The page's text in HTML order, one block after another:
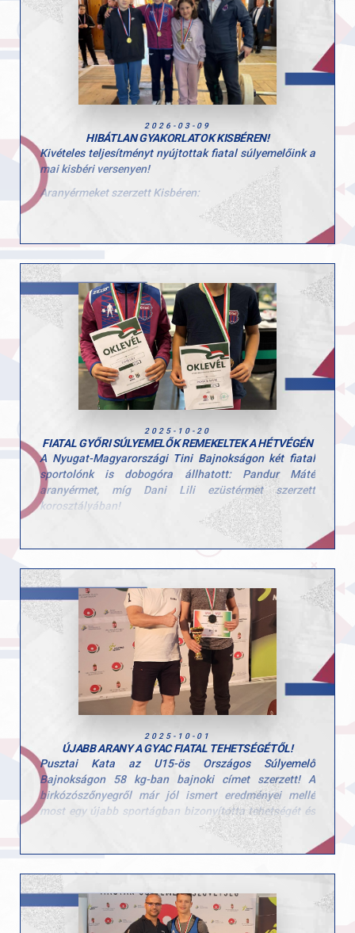
2026-03-09
HIBÁTLAN GYAKORLATOK KISBÉREN!
Kivételes teljesítményt nyújtottak fiatal súlyemelőink a
mai kisbéri versenyen!
Aranyérmeket szerzett Kisbéren:
- Pandur Petra (U10) – élete első versenyén máris
- Dani Lili (U12)
Mindhárom versenyző 270 pontos összetettet emelt a
bírói pontozás alapján, ami azt jelenti, hogy mind a 6
gyakorlatukra mind a 3 bírótól a maximális 5 pontot
A bírók kifogástalannak ítélték a végrehajtásukat, ennél
szebb visszajelzés nem is kell a befektetett munkáról.
2025-10-20
FIATAL GYŐRI SÚLYEMELŐK REMEKELTEK A HÉTVÉGÉN
A Nyugat-Magyarországi Tini Bajnokságon két fiatal
sportolónk is dobogóra állhatott: Pandur Máté
aranyérmet, míg Dani Lili ezüstérmet szerzett
korosztályában!
Mindketten az 5.a osztály tanulói, akik már most
megmutatták, hogy kitartással és szorgalommal nagy
Gratulálunk a szép teljesítményhez és az elért
sikerekhez!
2025-10-01
ÚJABB ARANY A GYAC FIATAL TEHETSÉGÉTŐL!
Pusztai Kata az U15-ös Országos Súlyemelő
Bajnokságon 58 kg-ban bajnoki címet szerzett! A
birkózószőnyegről már jól ismert eredményei mellé
most egy újabb sportágban bizonyította tehetségét és
kitartását, most ezúttal a súlyemelésben. Gratulálunk
Katának ehhez a kiemelkedő teljesítményhez, igazi
példakép a sokoldalúságával és munkabírásával!